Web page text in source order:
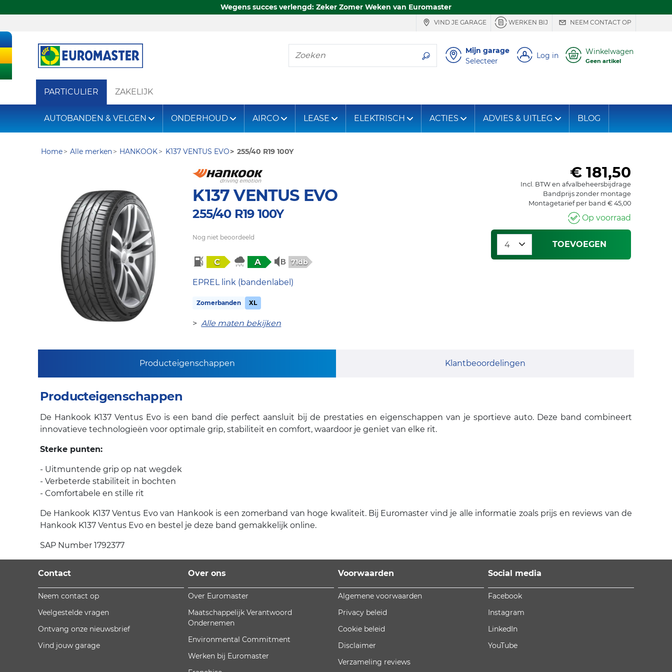
Wegens succes verlengd: Zeker Zomer Weken van Euromaster
VIND JE GARAGE WERKEN BIJ NEEM CONTACT OP
Zoeken
Mijn garage
Selecteer
Log in Winkelwagen
Geen artikel
PARTICULIER ZAKELIJK
AUTOBANDEN & VELGEN ONDERHOUD AIRCO LEASE ELEKTRISCH ACTIES ADVIES & UITLEG BLOG
Home Alle merken HANKOOK K137 VENTUS EVO 255/40 R19 100Y
K137 VENTUS EVO
255/40 R19 100Y
Nog niet beoordeeld
C A 71db
EPREL link (bandenlabel)
Zomerbanden XL
>Alle maten bekijken
€ 181,50
Incl. BTW en afvalbeheersbijdrage
Bandprijs zonder montage
Montagetarief per band € 45,00
Op voorraad
TOEVOEGEN
Producteigenschappen Klantbeoordelingen
Producteigenschappen
De Hankook K137 Ventus Evo is een band die perfect aansluit bij de prestaties en eigenschappen van je sportieve auto. Deze band combineert
innovatieve technologieën voor optimale grip, stabiliteit en comfort, waardoor je geniet van elke rit.
Sterke punten:
- Uitmuntende grip op nat wegdek
- Verbeterde stabiliteit in bochten
- Comfortabele en stille rit
De Hankook K137 Ventus Evo van Hankook is een zomerband van hoge kwaliteit. Bij Euromaster vind je alle informatie zoals prijs en reviews van de
Hankook K137 Ventus Evo en bestel je deze band gemakkelijk online.
SAP Number 1792377
Contact
Neem contact op
Veelgestelde vragen
Ontvang onze nieuwsbrief
Vind jouw garage
Over ons
Over Euromaster
Maatschappelijk Verantwoord
Ondernemen
Environmental Commitment
Werken bij Euromaster
Voorwaarden
Algemene voorwaarden
Privacy beleid
Cookie beleid
Disclaimer
Verzameling reviews
Social media
Facebook
Instagram
LinkedIn
YouTube